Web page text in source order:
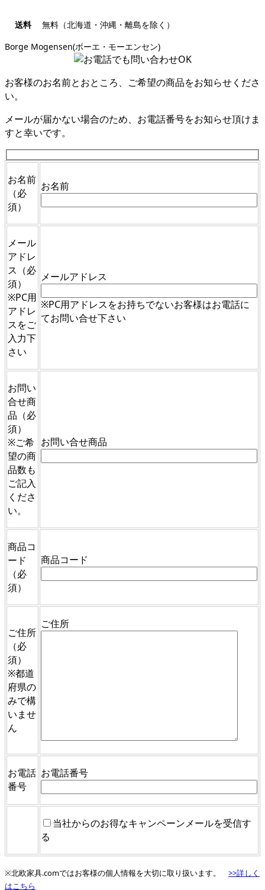
送料
無料（北海道・沖縄・離島を除く）
Borge Mogensen(ボーエ・モーエンセン)
お客様のお名前とおところ、ご希望の商品をお知らせくださ
い。
メールが届かない場合のため、お電話番号をお知らせ頂けま
すと幸いです。
お名前
（必
須）
お名前
メール
アドレ
ス （必
須）
※PC用
アドレ
スをご
入力下
さい
メールアドレス
※PC用アドレスをお持ちでないお客様はお電話に
てお問い合せ下さい
お問い
合せ商
品 （必
須）
※ご希
望の商
品数も
ご記入
くださ
い。
お問い合せ商品
商品コ
ード
（必
須）
商品コード
ご住所
（必
須）
※都道
府県の
みで構
いませ
ん
ご住所
お電話
番号
お電話番号
当社からのお得なキャンペーンメールを受信す
る
※北欧家具.comではお客様の個人情報を大切に取り扱います。 >>詳しく
はこちら